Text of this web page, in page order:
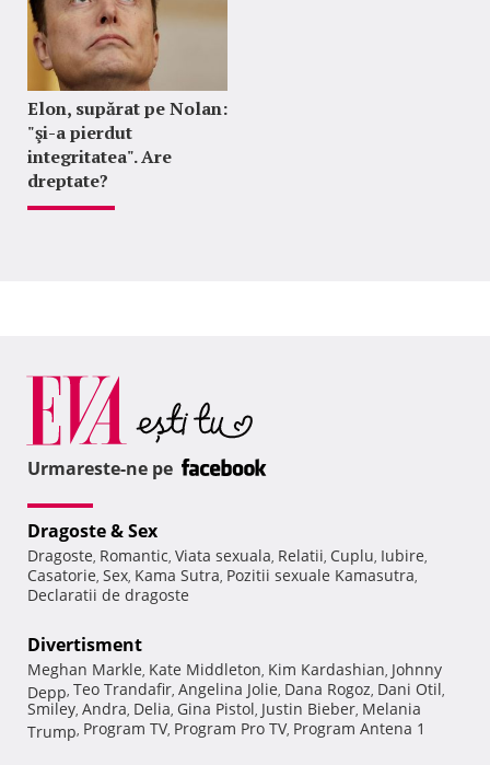
Elon, supărat pe Nolan:
"şi-a pierdut
integritatea". Are
dreptate?
Urmareste-ne pe
Dragoste & Sex
Dragoste, Romantic, Viata sexuala, Relatii, Cuplu, Iubire,
Casatorie, Sex, Kama Sutra, Pozitii sexuale Kamasutra,
Declaratii de dragoste
Divertisment
Meghan Markle, Kate Middleton, Kim Kardashian, Johnny
Depp, Teo Trandafir, Angelina Jolie, Dana Rogoz, Dani Otil,
Smiley, Andra, Delia, Gina Pistol, Justin Bieber, Melania
Trump, Program TV, Program Pro TV, Program Antena 1